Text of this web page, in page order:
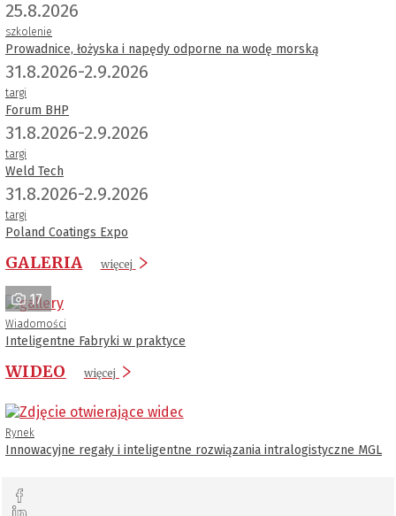
25.8.2026
szkolenie
Prowadnice, łożyska i napędy odporne na wodę morską
31.8.2026-2.9.2026
targi
Forum BHP
31.8.2026-2.9.2026
targi
Weld Tech
31.8.2026-2.9.2026
targi
Poland Coatings Expo
GALERIA więcej
17
Wiadomości
Inteligentne Fabryki w praktyce
WIDEO więcej
Rynek
Innowacyjne regały i inteligentne rozwiązania intralogistyczne MGL